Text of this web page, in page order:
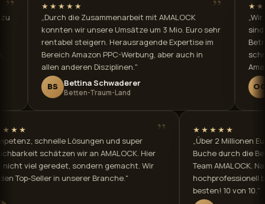
die Zusammenarbeit mit AMALOCK
wir unsere Umsätze um 3 Mio. Euro sehr
steigern. Herausragende Expertise im
Amazon PPC-Werbung, aber auch in
anderen Disziplinen."
Bettina Schwaderer
Betten-Traum-Land
★★★★★
„Wir arbeiten
sind absolut
Betreuung. Sehr
schnell.
Amazon-Fällen."
Oliver
Piening
” ”
„Kompetenz, schnelle Lösungen und super
Erreichbarkeit schätzen wir an AMALOCK. Hier
wird nicht viel geredet, sondern gemacht. Wir
wurden Top-Seller in unserer Branche."